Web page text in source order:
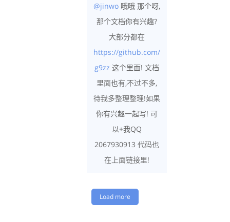
@jinwo 哦哦 那个呀,
那个文档你有兴趣?
大部分都在
https://github.com/
g9zz 这个里面! 文档
里面也有,不过不多,
待我多整理整理!如果
你有兴趣一起写! 可
以+我QQ
2067930913 代码也
在上面链接里!
Load more